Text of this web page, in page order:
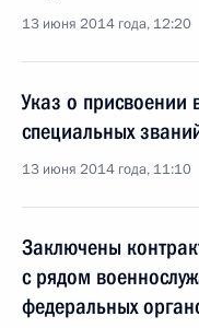
13 июня 2014 года, 12:20
Указ о присвоении
специальных
13 июня 2014 года, 11:10
Заключены
с рядом
федеральных